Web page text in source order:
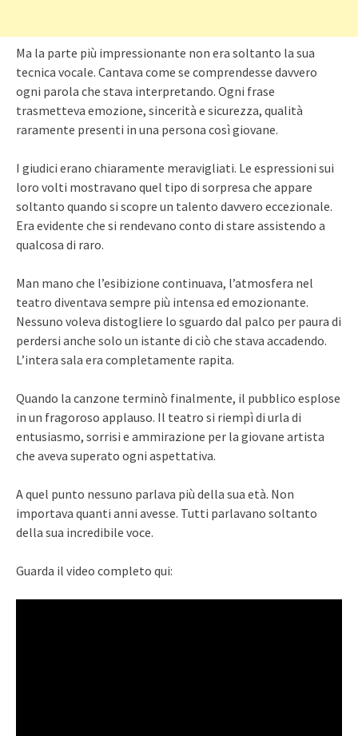
Ma la parte più impressionante non era soltanto la sua
tecnica vocale. Cantava come se comprendesse davvero
ogni parola che stava interpretando. Ogni frase
trasmetteva emozione, sincerità e sicurezza, qualità
raramente presenti in una persona così giovane.
I giudici erano chiaramente meravigliati. Le espressioni sui
loro volti mostravano quel tipo di sorpresa che appare
soltanto quando si scopre un talento davvero eccezionale.
Era evidente che si rendevano conto di stare assistendo a
qualcosa di raro.
Man mano che l’esibizione continuava, l’atmosfera nel
teatro diventava sempre più intensa ed emozionante.
Nessuno voleva distogliere lo sguardo dal palco per paura di
perdersi anche solo un istante di ciò che stava accadendo.
L’intera sala era completamente rapita.
Quando la canzone terminò finalmente, il pubblico esplose
in un fragoroso applauso. Il teatro si riempì di urla di
entusiasmo, sorrisi e ammirazione per la giovane artista
che aveva superato ogni aspettativa.
A quel punto nessuno parlava più della sua età. Non
importava quanti anni avesse. Tutti parlavano soltanto
della sua incredibile voce.
Guarda il video completo qui: